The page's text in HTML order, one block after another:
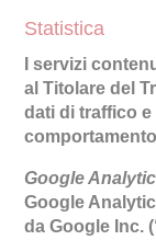
Statistica
I servizi
al Titolare del
dati di traffico e
Google
Google
da Google Inc.